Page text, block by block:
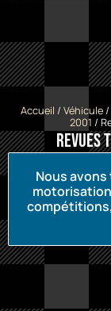
Accueil / Véhicule/
2001 /
Revues
Nous